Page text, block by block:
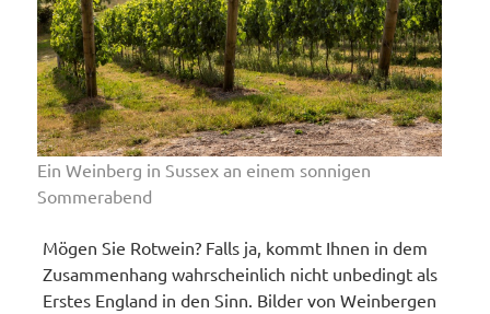
Ein Weinberg in Sussex an einem sonnigen
Sommerabend
Mögen Sie Rotwein? Falls ja, kommt Ihnen in dem
Zusammenhang wahrscheinlich nicht unbedingt als
Erstes England in den Sinn. Bilder von Weinbergen